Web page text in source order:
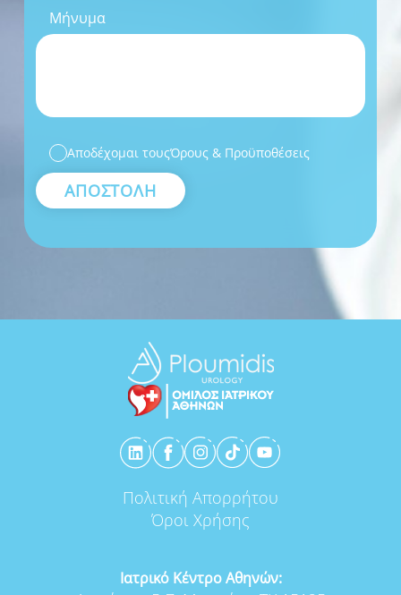
Μήνυμα
Αποδέχομαι τουςΌρους & Προϋποθέσεις
ΑΠΟΣΤΟΛΗ
Πολιτική Απορρήτου
Όροι Χρήσης
Ιατρικό Κέντρο Αθηνών: